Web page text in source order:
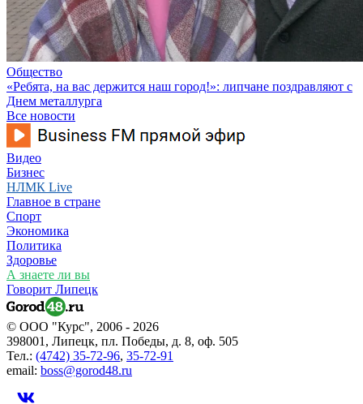
Общество
«Ребята, на вас держится наш город!»: липчане поздравляют с
Днем металлурга
Все новости
Видео
Бизнес
НЛМК Live
Главное в стране
Спорт
Экономика
Политика
Здоровье
А знаете ли вы
Говорит Липецк
© ООО "Курс", 2006 - 2026
398001, Липецк, пл. Победы, д. 8, оф. 505
Тел.: (4742) 35-72-96, 35-72-91
email: boss@gorod48.ru